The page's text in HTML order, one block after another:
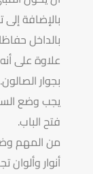
بالإضافة
بالداخل
علاوة على
بجوار الصالون.
يجب وضع
فتح الباب.
من المهم
أنوار وألوان